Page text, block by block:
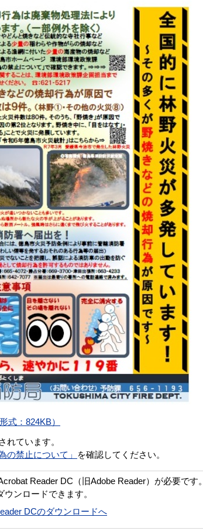
式：824KB）
されています。
の禁止について」 を確認してください。
Reader DC（旧Adobe Reader）が必要です。
ンロードできます。
DCのダウンロードへ